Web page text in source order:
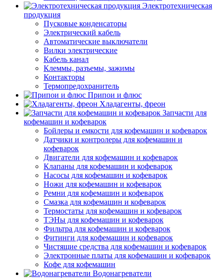
Электротехническая
продукция
Пусковые конденсаторы
Электрический кабель
Автоматические выключатели
Вилки электрические
Кабель канал
Клеммы, разъемы, зажимы
Контакторы
Термопредохранитель
Припои и флюс
Хладагенты, фреон
Запчасти для
кофемашин и кофеварок
Бойлеры и емкости для кофемашин и кофеварок
Датчики и контролеры для кофемашин и
кофеварок
Двигатели для кофемашин и кофеварок
Клапаны для кофемашин и кофеварок
Насосы для кофемашин и кофеварок
Ножи для кофемашин и кофеварок
Ремни для кофемашин и кофеварок
Смазка для кофемашин и кофеварок
Термостаты для кофемашин и кофеварок
ТЭНы для кофемашин и кофеварок
Фильтра для кофемашин и кофеварок
Фитинги для кофемашин и кофеварок
Чистящие средства для кофемашин и кофеварок
Электронные платы для кофемашин и кофеварок
Кофе для кофемашин
Водонагреватели